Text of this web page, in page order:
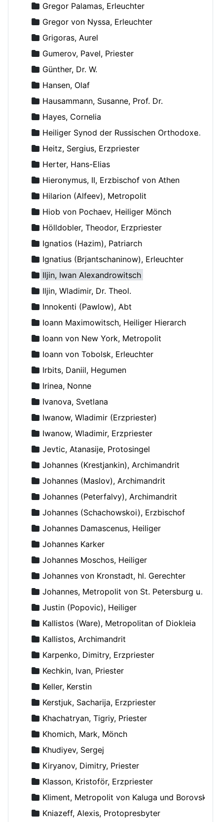
Gregor Palamas, Erleuchter
Gregor von Nyssa, Erleuchter
Grigoras, Aurel
Gumerov, Pavel, Priester
Günther, Dr. W.
Hansen, Olaf
Hausammann, Susanne, Prof. Dr.
Hayes, Cornelia
Heiliger Synod der Russischen Orthodoxen Kirche
Heitz, Sergius, Erzpriester
Herter, Hans-Elias
Hieronymus, II, Erzbischof von Athen
Hilarion (Alfeev), Metropolit
Hiob von Pochaev, Heiliger Mönch
Hölldobler, Theodor, Erzpriester
Ignatios (Hazim), Patriarch
Ignatius (Brjantschaninow), Erleuchter
Iljin, Iwan Alexandrowitsch
Iljin, Wladimir, Dr. Theol.
Innokenti (Pawlow), Abt
Ioann Maximowitsch, Heiliger Hierarch
Ioann von New York, Metropolit
Ioann von Tobolsk, Erleuchter
Irbits, Daniil, Hegumen
Irinea, Nonne
Ivanova, Svetlana
Iwanow, Wladimir (Erzpriester)
Iwanow, Wladimir, Erzpriester
Jevtic, Atanasije, Protosingel
Johannes (Krestjankin), Archimandrit
Johannes (Maslov), Archimandrit
Johannes (Peterfalvy), Archimandrit
Johannes (Schachowskoi), Erzbischof
Johannes Damascenus, Heiliger
Johannes Karker
Johannes Moschos, Heiliger
Johannes von Kronstadt, hl. Gerechter
Johannes, Metropolit von St. Petersburg und Ladoga
Justin (Popovic), Heiliger
Kallistos (Ware), Metropolitan of Diokleia
Kallistos, Archimandrit
Karpenko, Dimitry, Erzpriester
Kechkin, Ivan, Priester
Keller, Kerstin
Kerstjuk, Sacharija, Erzpriester
Khachatryan, Tigriy, Priester
Khomich, Mark, Mönch
Khudiyev, Sergej
Kiryanov, Dimitry, Priester
Klasson, Kristoför, Erzpriester
Kliment, Metropolit von Kaluga und Borovsk
Kniazeff, Alexis, Protopresbyter